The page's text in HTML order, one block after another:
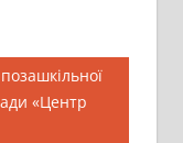
«Центр